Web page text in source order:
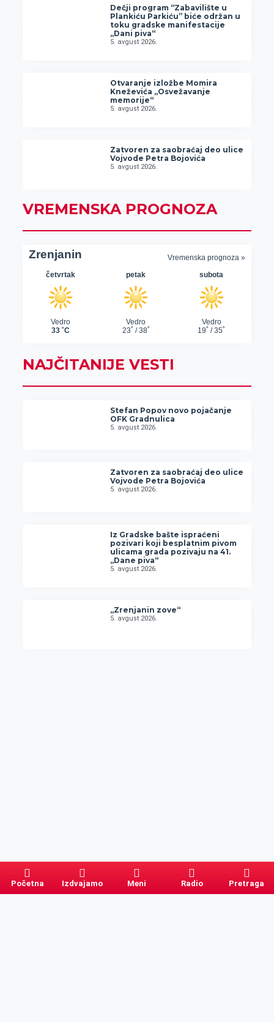
Dečji program “Zabavilište u
Plankiću Parkiću” biće održan u
toku gradske manifestacije
„Dani piva“
5. avgust 2026.
Otvaranje izložbe Momira
Kneževića „Osvežavanje
memorije“
5. avgust 2026.
Zatvoren za saobraćaj deo ulice
Vojvode Petra Bojovića
5. avgust 2026.
VREMENSKA PROGNOZA
NAJČITANIJE VESTI
Stefan Popov novo pojačanje
OFK Gradnulica
5. avgust 2026.
Zatvoren za saobraćaj deo ulice
Vojvode Petra Bojovića
5. avgust 2026.
Iz Gradske bašte ispraćeni
pozivari koji besplatnim pivom
ulicama grada pozivaju na 41.
„Dane piva“
5. avgust 2026.
„Zrenjanin zove“
5. avgust 2026.
Početna Izdvajamo Meni Radio Pretraga